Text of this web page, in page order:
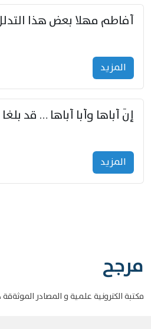
المزید
إنّ أباها وأبا أباها … قد
المزید
مرجح
مكتبة الكترونية علمية و المصادر